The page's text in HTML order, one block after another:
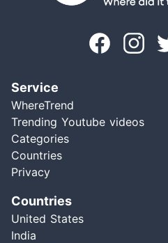
Service
WhereTrend
Trending Youtube videos
Categories
Countries
Privacy
Countries
United States
India